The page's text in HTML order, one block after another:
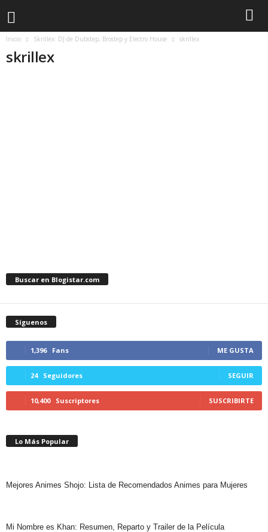
Inicio Skrillex: DJ de Dubstep, Brostep y Electro House skrillex
skrillex
Buscar en Blogistar.com
Síguenos
1,396 Fans ME GUSTA
24 Seguidores SEGUIR
10,400 Suscriptores SUSCRIBIRTE
Lo Más Popular
Mejores Animes Shojo: Lista de Recomendados Animes para Mujeres
Mi Nombre es Khan: Resumen, Reparto y Trailer de la Película